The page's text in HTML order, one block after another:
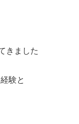
きました
経験と